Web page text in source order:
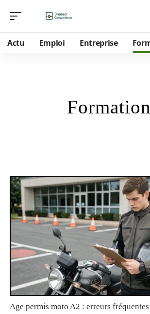
Actu Emploi Entreprise
Formation
Age permis moto A2 : erreurs